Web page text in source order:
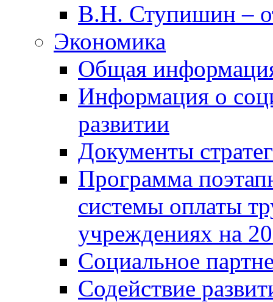
В.Н. Ступишин –
Экономика
Общая
Информация о
развитии
Документы
Программа
системы оплаты
учреждениях на
Социальное
Содействие